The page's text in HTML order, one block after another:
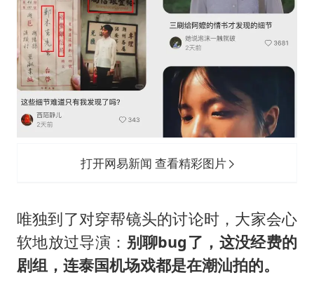
打开网易新闻 查看精彩图片
唯独到了对穿帮镜头的讨论时，大家会心
软地放过导演： 别聊bug了，这没经费的
剧组，连泰国机场戏都是在潮汕拍的。